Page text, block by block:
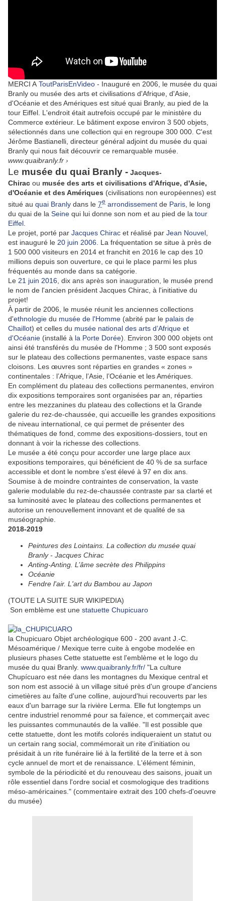
MERCI A ToutParisEnVideo - Inauguré en 2006, le musée du quai
Branly ou musée des arts et civilisations d'Afrique, d'Asie,
d'Océanie et des Amériques est situé quai Branly, au pied de la
tour Eiffel. L'endroit était autrefois occupé par le ministère du
Commerce extérieur. Le bâtiment expose environ 3 500 objets,
sélectionnés dans une collection qui en regroupe 300 000. C'est
Jérôme Bastianelli, directeur général adjoint du musée du quai
Branly qui nous fait découvrir ce remarquable musée.
www.quaibranly.fr ›
Le musée du quai Branly - Jacques-
Chirac ou musée des arts et civilisations d'Afrique, d'Asie,
d'Océanie et des Amériques (civilisations non européennes) est
situé au quai Branly dans le 7e arrondissement de Paris , le long
du quai de la Seine qui lui donne son nom et au pied de la tour
Eiffel
Le projet, porté par Jacques Chirac et réalisé par Jean Nouvel
est inauguré le 20 juin 2006 . La fréquentation se situe à près de
1 500 000 visiteurs en 2014 et franchit en 2016 le cap des 10
millions depuis son ouverture, ce qui le place parmi les plus
fréquentés au monde dans sa catégorie.
Le 21 juin 2016 , dix ans après son inauguration, le musée prend
le nom de l'ancien président Jacques Chirac, à l'initiative du
projet!
À partir de 2006, le musée réunit les anciennes collections
d'ethnologie du musée de l'Homme (abrité par le palais de
Chaillot) et celles du musée national des arts d’Afrique et
d'Océanie (installé à la Porte Dorée). Environ 300 000 objets ont
ainsi été transférés du musée de l'Homme ; 3 500 sont exposés
sur le plateau des collections permanentes, vaste espace sans
cloisons. Les œuvres sont réparties en grandes « zones »
continentales : l’Afrique, l’Asie, l’Océanie et les Amériques.
En complément du plateau des collections permanentes, environ
dix expositions temporaires sont organisées par an, réparties
entre les mezzanines du plateau des collections et la Grande
galerie du rez-de-chaussée, qui accueille les grandes expositions
de niveau international, ce qui permet de présenter des
thématiques de fond, comme des expositions-dossiers, tout en
donnant à voir la richesse des collections.
Le musée a été conçu pour accorder une large place aux
expositions temporaires , qui bénéficient de 40 % de sa surface
accessible et dont le nombre s'est élevé à 97 en dix ans
Soumise à de moindre contraintes de conservation, la vaste
galerie modulable du rez-de-chaussée contraste par sa clarté et
sa luminosité avec le plateau des collections permanentes et
autorise un renouvellement innovant et de qualité de sa
muséographie.
2018-2019
Peintures des Lointains. La collection du musée quai
Branly - Jacques Chirac
Anting-Anting. L’âme secrète des Philippins
Océanie
Fendre l'air. L'art du Bambou au Japon
(TOUTE LA SUITE SUR WIKIPEDIA)
Son emblème est une statuette Chupicuaro
la Chupicuaro Objet archéologique 600 - 200 avant J.-C.
Mésoamérique / Mexique terre cuite à engobe modelée en
plusieurs phases Cette statuette est l'emblème et le logo du
musée du quai Branly. www.quaibranly.fr/fr/ "La culture
Chupícuaro est née dans les montagnes du Mexique central et
son nom est associé à un village situé près d'un groupe d'anciens
cimetières au faîte d'une colline, aujourd'hui recouverts par les
eaux d'un barrage sur la rivière Lerma. Elle fut longtemps un
centre industriel renommé pour sa faïence, et commerçait avec
les puissantes communautés de la vallée. "Il est possible que
cette statuette, dont les motifs colorés indiqueraient un statut ou
un certain rang social, commémorait un rite d'initiation ou
présidait à un rite funéraire lié à la fertilité de la terre et à son
cycle annuel de mort et de renaissance. L'élément féminin,
symbole de la périodicité et du renouveau des saisons, jouait un
rôle essentiel dans l'ordre social et cosmologique des traditions
méso-américaines." (commentaire extrait des 100 chefs-d'oeuvre
du musée)